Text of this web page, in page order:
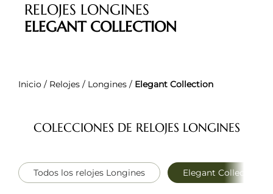
RELOJES LONGINES
ELEGANT COLLECTION
Inicio / Relojes / Longines / Elegant Collection
COLECCIONES DE RELOJES LONGINES
Todos los relojes Longines Elegant Collection